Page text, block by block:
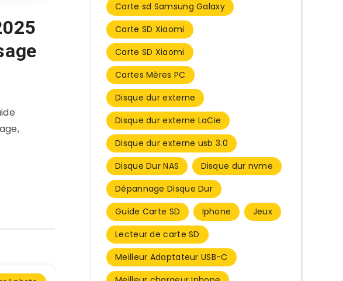
Carte sd Samsung Galaxy
Carte SD Xiaomi
Carte SD Xiaomi​
Cartes Mères PC
Disque dur externe
Disque dur externe LaCie
Disque dur externe usb 3.0​
Disque Dur NAS
Disque dur nvme
Dépannage Disque Dur
Guide Carte SD
Iphone
Jeux
Lecteur de carte SD
Meilleur Adaptateur USB-C